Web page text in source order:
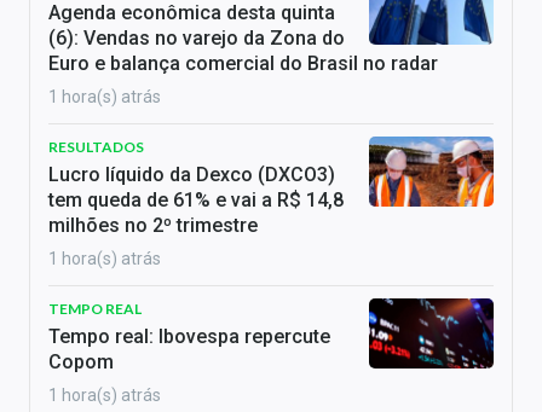
Agenda econômica desta quinta
(6): Vendas no varejo da Zona do
Euro e balança comercial do Brasil no radar
1 hora(s) atrás
RESULTADOS
Lucro líquido da Dexco (DXCO3)
tem queda de 61% e vai a R$ 14,8
milhões no 2º trimestre
1 hora(s) atrás
TEMPO REAL
Tempo real: Ibovespa repercute
Copom
1 hora(s) atrás